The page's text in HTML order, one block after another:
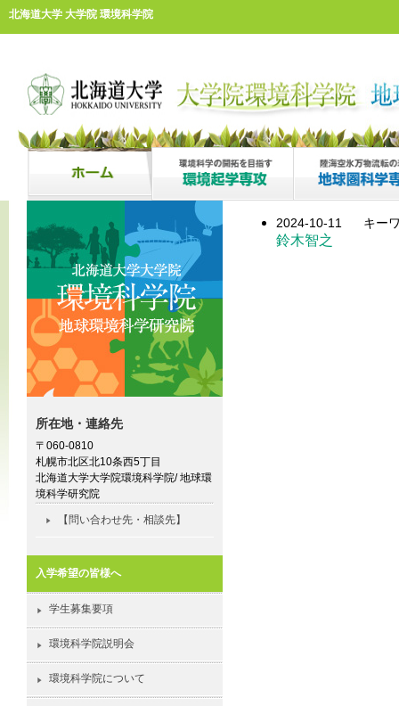
北海道大学 大学院 環境科学院
2024-10-11 キー
鈴木智之
所在地・連絡先
〒060-0810
札幌市北区北10条西5丁目
北海道大学大学院環境科学院/ 地球環
境科学研究院
【問い合わせ先・相談先】
入学希望の皆様へ
学生募集要項
環境科学院説明会
環境科学院について